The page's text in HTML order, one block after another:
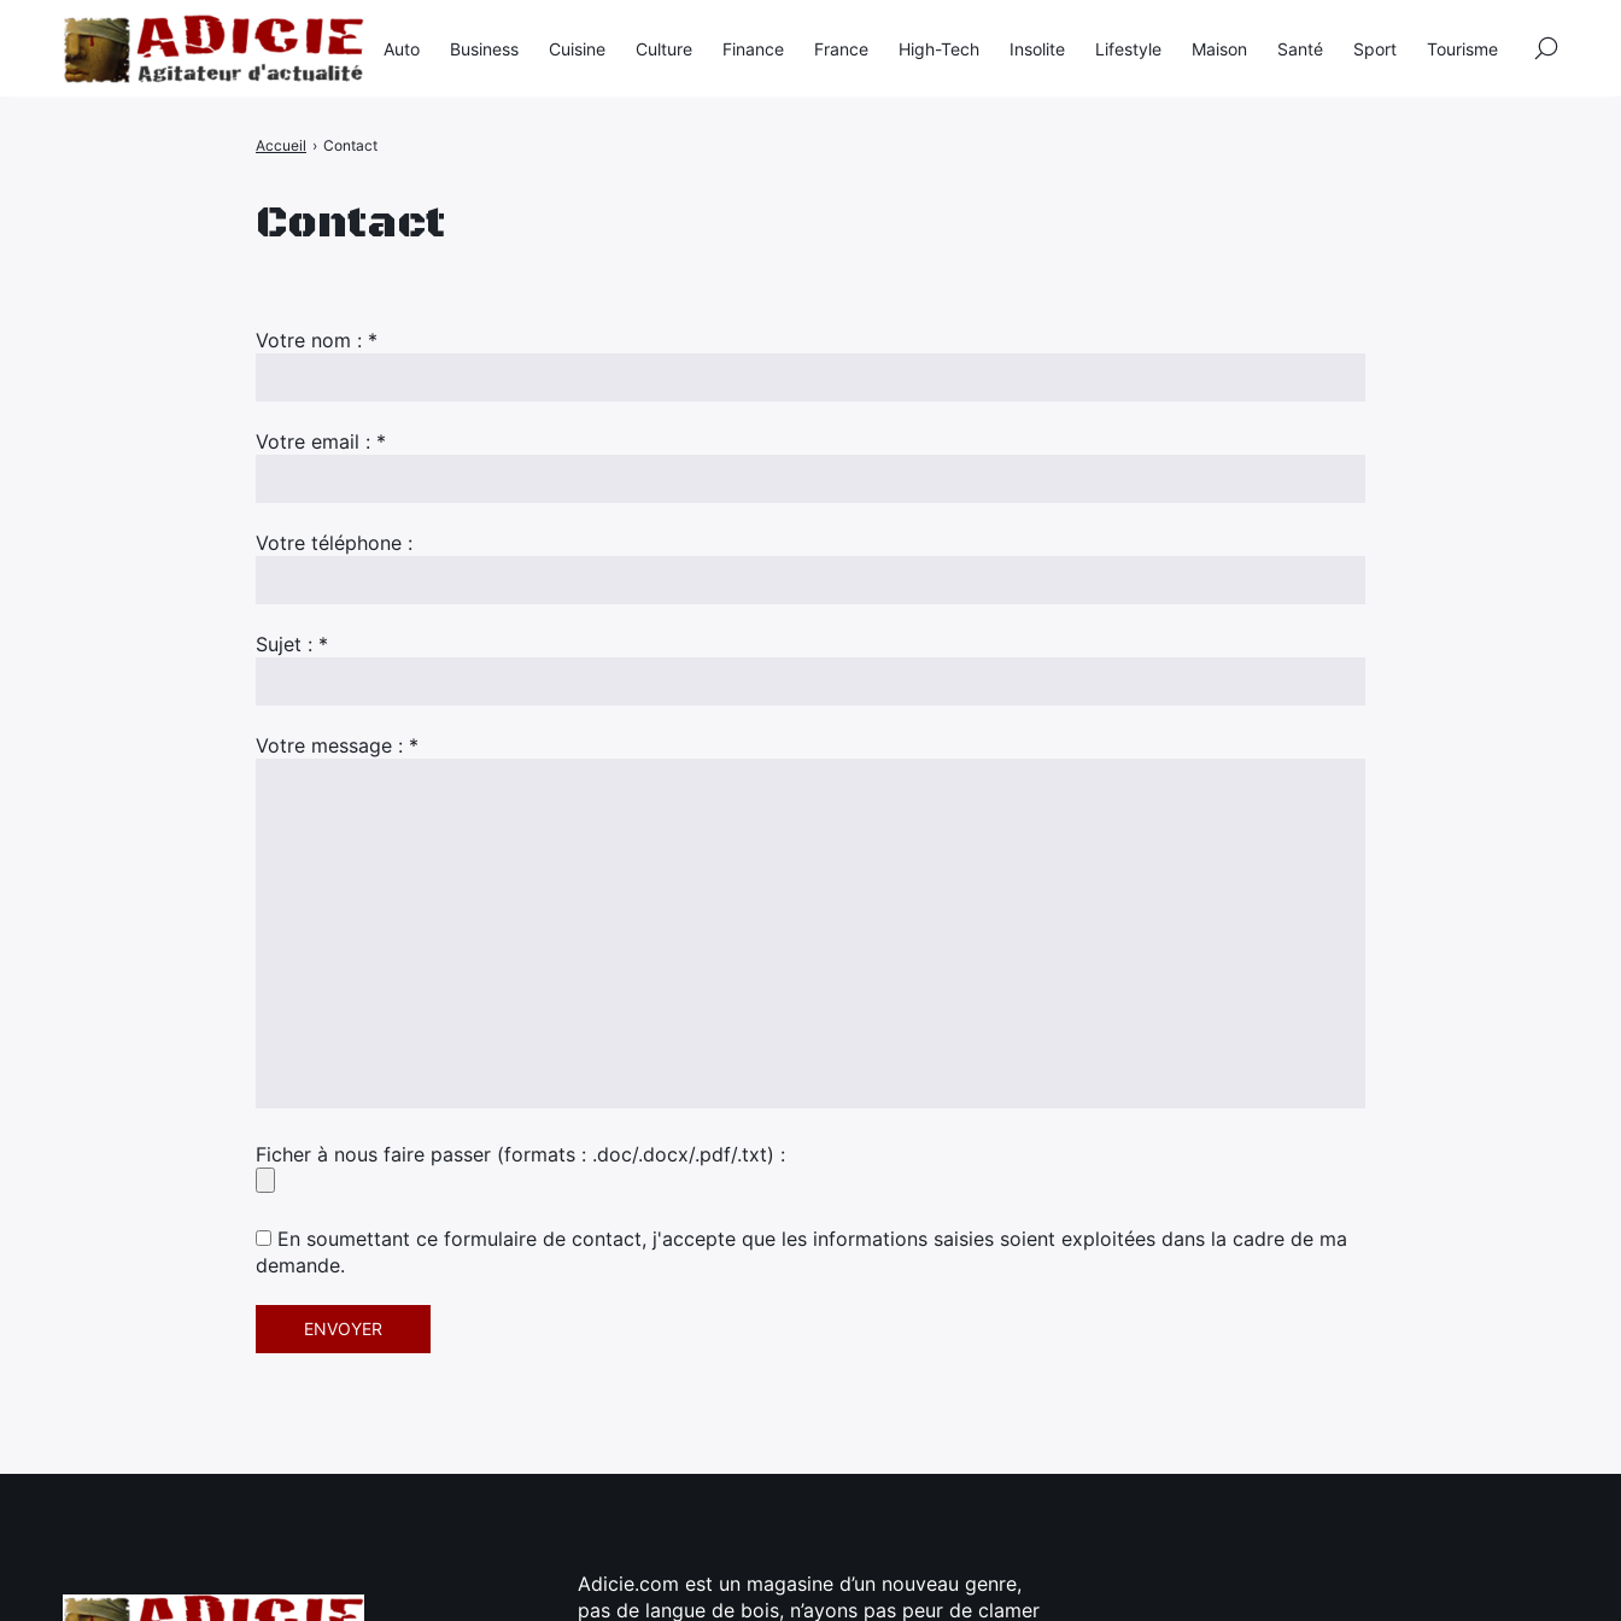
Contact
Accueil › Contact
Votre nom : *
Votre email : *
Votre téléphone :
Sujet : *
Votre message : *
Ficher à nous faire passer (formats : .doc/.docx/.pdf/.txt) :
En soumettant ce formulaire de contact, j'accepte que les informations saisies soient exploitées dans la cadre de ma
demande.
Auto Business Cuisine Culture Finance France High-Tech Insolite Lifestyle Maison Santé Sport Tourisme
Adicie.com est un magasine d’un nouveau genre,
pas de langue de bois, n’ayons pas peur de clamer
Rechercher